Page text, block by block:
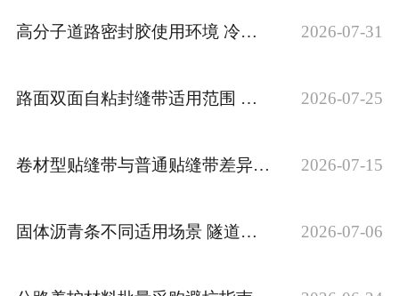
新闻中心
厂容厂貌
高分子道路密封胶使用环境 冷热施工材料区分 2026-07-31
路面双面自粘封缝带适用范围 不同裂缝宽度选材 2026-07-25
卷材型贴缝带与普通贴缝带差异 施工工况区分讲解 2026-07-15
固体沥青条不同适用场景 隧道屋面填缝选型 2026-07-06